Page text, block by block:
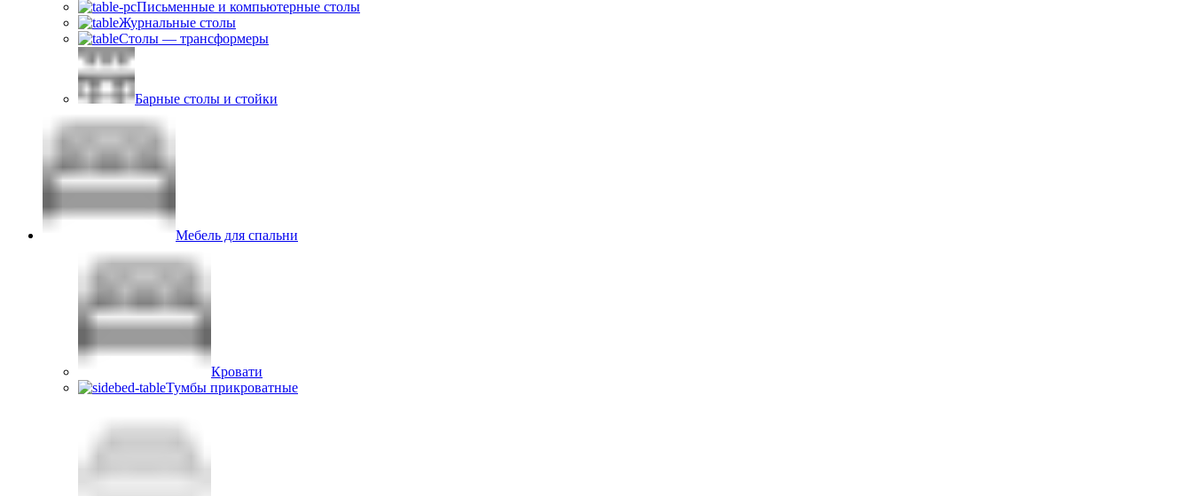
Письменные и компьютерные столы
Журнальные столы
Столы — трансформеры
Барные столы и стойки
Мебель для спальни
Кровати
Тумбы прикроватные